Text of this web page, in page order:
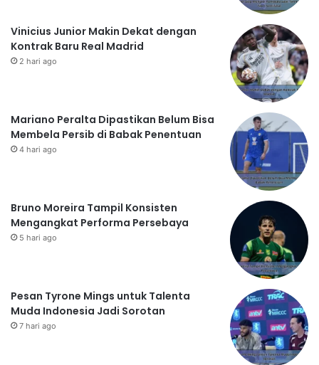
Vinicius Junior Makin Dekat dengan
Kontrak Baru Real Madrid
2 hari ago
Mariano Peralta Dipastikan Belum Bisa
Membela Persib di Babak Penentuan
4 hari ago
Bruno Moreira Tampil Konsisten
Mengangkat Performa Persebaya
5 hari ago
Pesan Tyrone Mings untuk Talenta
Muda Indonesia Jadi Sorotan
7 hari ago